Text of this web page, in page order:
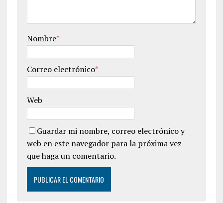
Nombre*
Correo electrónico*
Web
Guardar mi nombre, correo electrónico y
web en este navegador para la próxima vez
que haga un comentario.